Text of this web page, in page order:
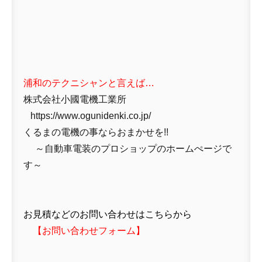
浦和のテクニシャンと言えば…
株式会社小國電機工業所
https://www.ogunidenki.co.jp/
くるまの電機の事ならおまかせを!!
～自動車電装のプロショップのホームぺージで
す～
お見積などのお問い合わせはこちらから
【 お問い合わせフォーム 】